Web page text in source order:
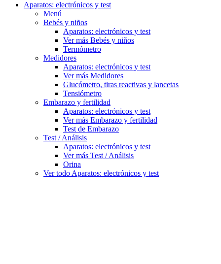
Aparatos: electrónicos y test
Menú
Bebés y niños
Aparatos: electrónicos y test
Ver más Bebés y niños
Termómetro
Medidores
Aparatos: electrónicos y test
Ver más Medidores
Glucómetro, tiras reactivas y lancetas
Tensiómetro
Embarazo y fertilidad
Aparatos: electrónicos y test
Ver más Embarazo y fertilidad
Test de Embarazo
Test / Análisis
Aparatos: electrónicos y test
Ver más Test / Análisis
Orina
Ver todo Aparatos: electrónicos y test